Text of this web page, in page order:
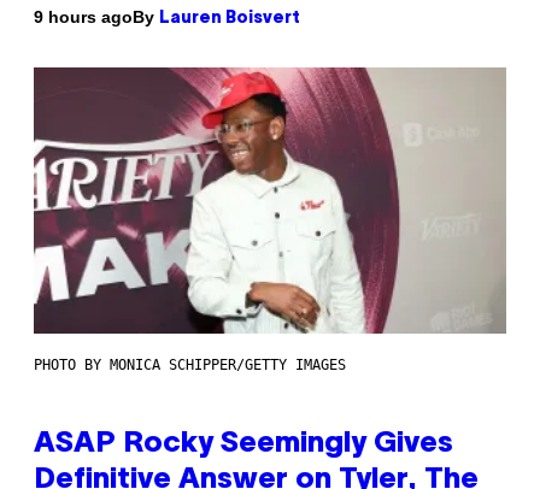
9 hours agoBy Lauren Boisvert
PHOTO BY MONICA SCHIPPER/GETTY IMAGES
ASAP Rocky Seemingly Gives
Definitive Answer on Tyler, The